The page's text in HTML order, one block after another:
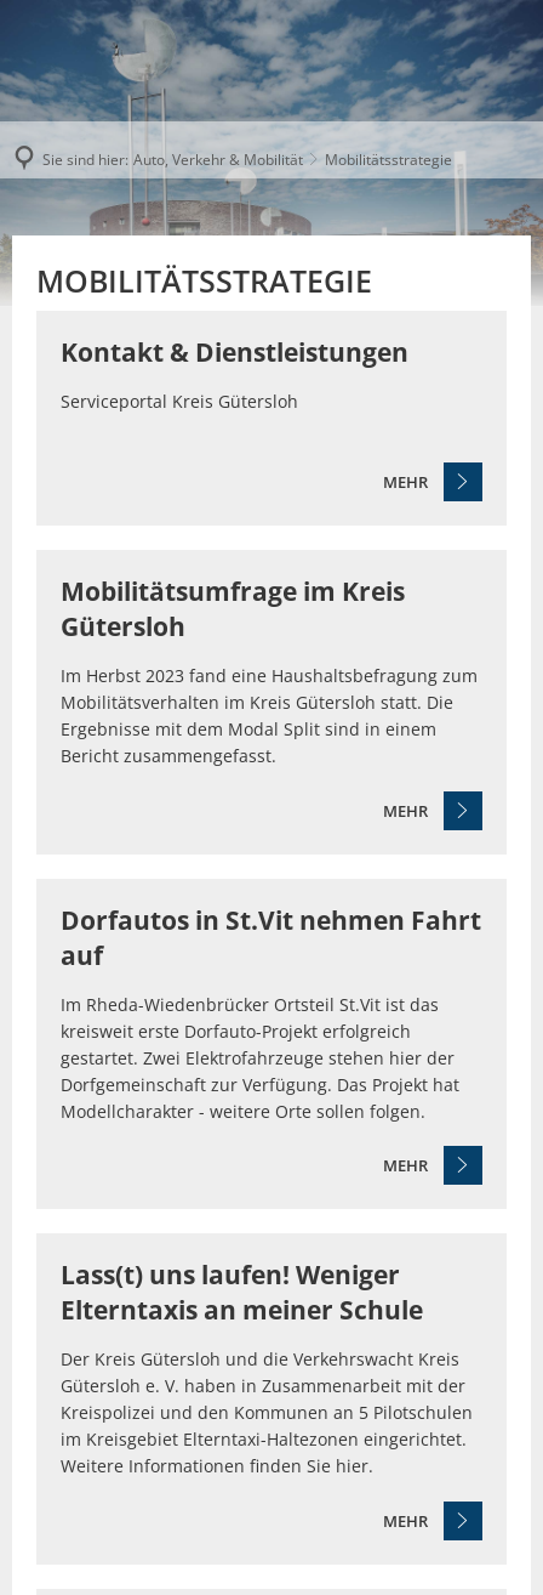
Sie sind hier: Auto, Verkehr & Mobilität Mobilitätsstrategie
MOBILITÄTSSTRATEGIE
Kontakt & Dienstleistungen
Serviceportal Kreis Gütersloh
MEHR
Mobilitätsumfrage im Kreis
Gütersloh
Im Herbst 2023 fand eine Haushaltsbefragung zum
Mobilitätsverhalten im Kreis Gütersloh statt. Die
Ergebnisse mit dem Modal Split sind in einem
Bericht zusammengefasst.
MEHR
Dorfautos in St.Vit nehmen Fahrt
auf
Im Rheda-Wiedenbrücker Ortsteil St.Vit ist das
kreisweit erste Dorfauto-Projekt erfolgreich
gestartet. Zwei Elektrofahrzeuge stehen hier der
Dorfgemeinschaft zur Verfügung. Das Projekt hat
Modellcharakter - weitere Orte sollen folgen.
MEHR
Lass(t) uns laufen! Weniger
Elterntaxis an meiner Schule
Der Kreis Gütersloh und die Verkehrswacht Kreis
Gütersloh e. V. haben in Zusammenarbeit mit der
Kreispolizei und den Kommunen an 5 Pilotschulen
im Kreisgebiet Elterntaxi-Haltezonen eingerichtet.
Weitere Informationen finden Sie hier.
MEHR